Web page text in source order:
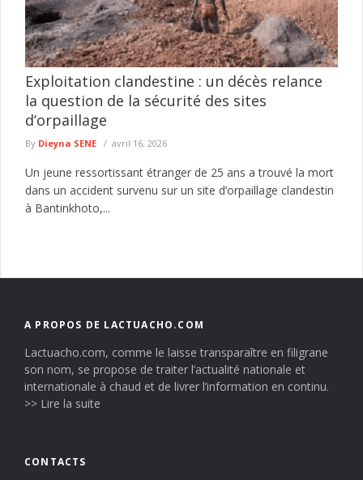
Exploitation clandestine : un décès relance
la question de la sécurité des sites
d’orpaillage
By Dieyna SENE avril 16, 2026
Un jeune ressortissant étranger de 25 ans a trouvé la mort
dans un accident survenu sur un site d’orpaillage clandestin
à Bantinkhoto,...
A PROPOS DE LACTUACHO.COM
Lactuacho.com, comme le laisse transparaître en filigrane
son nom, se propose de traiter l’actualité nationale et
internationale à chaud et de livrer l’information en continu.
>> Lire la suite
CONTACTS